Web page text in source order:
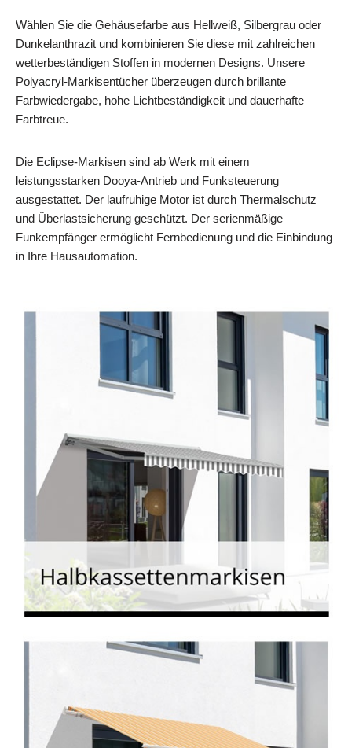
Wählen Sie die Gehäusefarbe aus Hellweiß, Silbergrau oder
Dunkelanthrazit und kombinieren Sie diese mit zahlreichen
wetterbeständigen Stoffen in modernen Designs. Unsere
Polyacryl-Markisentücher überzeugen durch brillante
Farbwiedergabe, hohe Lichtbeständigkeit und dauerhafte
Farbtreue.
Die Eclipse-Markisen sind ab Werk mit einem
leistungsstarken Dooya-Antrieb und Funksteuerung
ausgestattet. Der laufruhige Motor ist durch Thermalschutz
und Überlastsicherung geschützt. Der serienmäßige
Funkempfänger ermöglicht Fernbedienung und die Einbindung
in Ihre Hausautomation.